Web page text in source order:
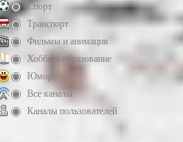
Спорт
Транспорт
Фильмы и анимация
Хобби и образование
Юмор
Все каналы
Каналы пользователей